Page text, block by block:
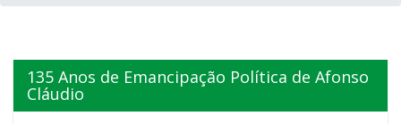
135 Anos de Emancipação Política de Afonso
Cláudio